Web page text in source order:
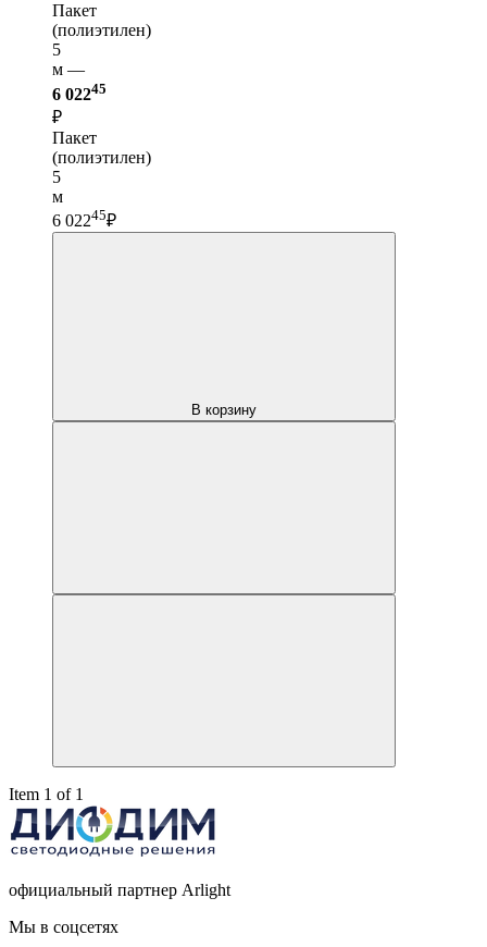
Пакет
(полиэтилен)
5
м —
6 02245
₽
Пакет
(полиэтилен)
5
м
6 02245₽
В корзину
Item 1 of 1
официальный партнер Arlight
Мы в соцсетях